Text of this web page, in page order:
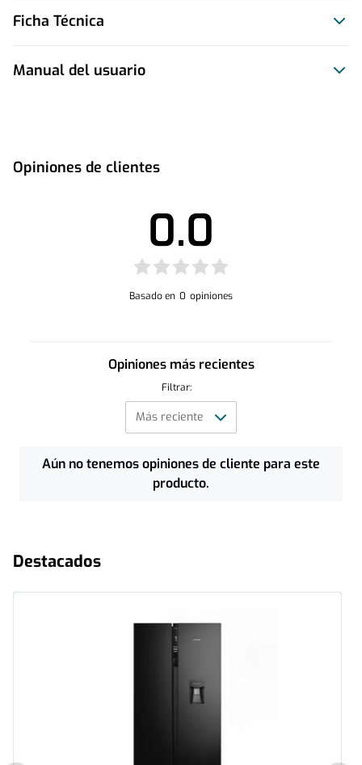
Ficha Técnica
Manual del usuario
Opiniones de clientes
0.0
Basado en 0 opiniones
Opiniones más recientes
Filtrar:
Aún no tenemos opiniones de cliente para este
producto.
Destacados